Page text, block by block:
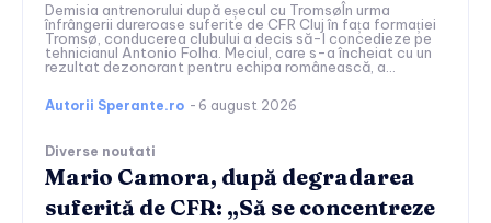
Demisia antrenorului după eșecul cu TromsøÎn urma
înfrângerii dureroase suferite de CFR Cluj în fața formației
Tromsø, conducerea clubului a decis să-l concedieze pe
tehnicianul Antonio Folha. Meciul, care s-a încheiat cu un
rezultat dezonorant pentru echipa românească, a...
Autorii Sperante.ro - 6 august 2026
Diverse noutati
Mario Camora, după degradarea
suferită de CFR: „Să se concentreze